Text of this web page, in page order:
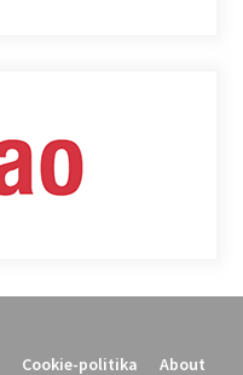
Cookie-politika About